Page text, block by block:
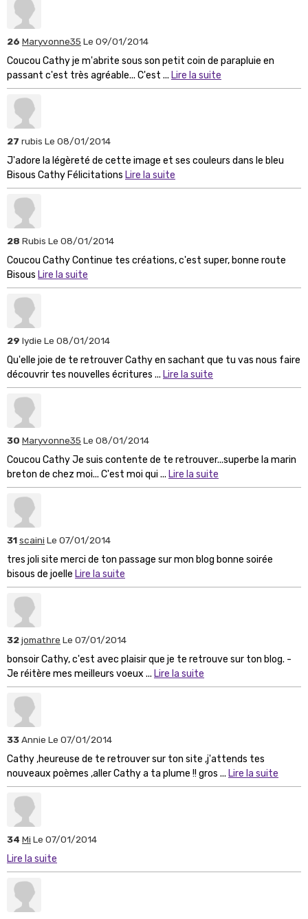
26 Maryvonne35 Le 09/01/2014
Coucou Cathy je m'abrite sous son petit coin de parapluie en
passant c'est très agréable... C'est ... Lire la suite
27 rubis Le 08/01/2014
J'adore la légèreté de cette image et ses couleurs dans le bleu
Bisous Cathy Félicitations Lire la suite
28 Rubis Le 08/01/2014
Coucou Cathy Continue tes créations, c'est super, bonne route
Bisous Lire la suite
29 lydie Le 08/01/2014
Qu'elle joie de te retrouver Cathy en sachant que tu vas nous faire
découvrir tes nouvelles écritures ... Lire la suite
30 Maryvonne35 Le 08/01/2014
Coucou Cathy Je suis contente de te retrouver...superbe la marin
breton de chez moi... C'est moi qui ... Lire la suite
31scaini Le 07/01/2014
tres joli site merci de ton passage sur mon blog bonne soirée
bisous de joelle Lire la suite
32jomathre Le 07/01/2014
bonsoir Cathy, c'est avec plaisir que je te retrouve sur ton blog. -
Je réitère mes meilleurs voeux ... Lire la suite
33Annie Le 07/01/2014
Cathy ,heureuse de te retrouver sur ton site ,j'attends tes
nouveaux poèmes ,aller Cathy a ta plume !! gros ... Lire la suite
34 Mi Le 07/01/2014
Lire la suite